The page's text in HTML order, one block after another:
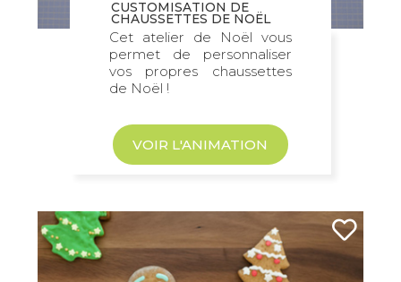
CUSTOMISATION DE
CHAUSSETTES DE NOËL
Cet atelier de Noël vous
permet de personnaliser
vos propres chaussettes
de Noël !
VOIR L'ANIMATION